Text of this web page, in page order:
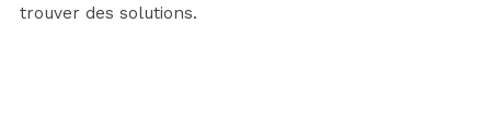
trouver des solutions.